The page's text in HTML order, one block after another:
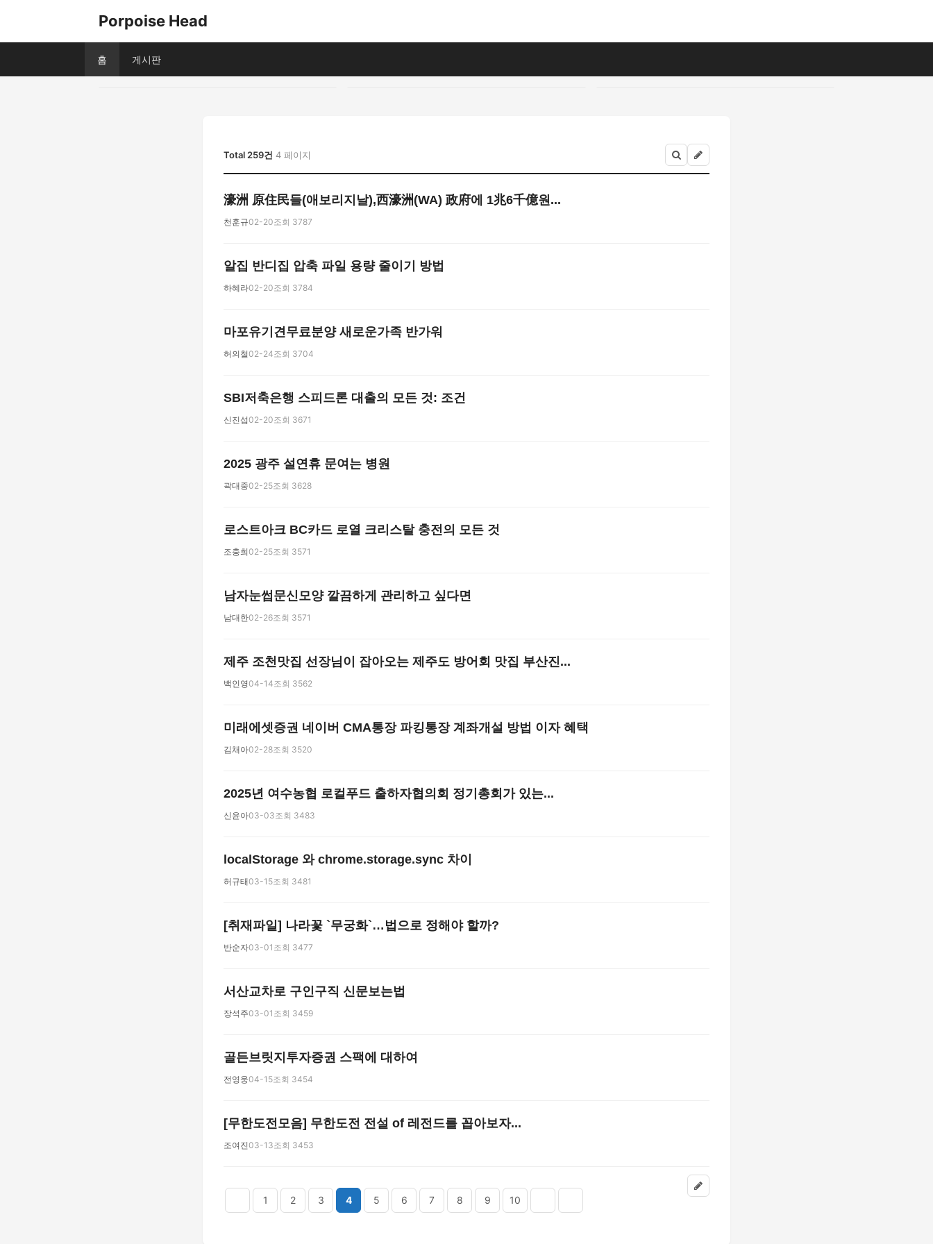
Porpoise Head
홈 게시판
Total 259건 4 페이지
濠洲 原住民들(애보리지날),西濠洲(WA) 政府에 1兆6千億원...
천훈규02-20조회 3787
알집 반디집 압축 파일 용량 줄이기 방법
하혜라02-20조회 3784
마포유기견무료분양 새로운가족 반가워
허의철02-24조회 3704
SBI저축은행 스피드론 대출의 모든 것: 조건
신진섭02-20조회 3671
2025 광주 설연휴 문여는 병원
곽대중02-25조회 3628
로스트아크 BC카드 로열 크리스탈 충전의 모든 것
조충희02-25조회 3571
남자눈썹문신모양 깔끔하게 관리하고 싶다면
남대한02-26조회 3571
제주 조천맛집 선장님이 잡아오는 제주도 방어회 맛집 부산진...
백인영04-14조회 3562
미래에셋증권 네이버 CMA통장 파킹통장 계좌개설 방법 이자 혜택
김채아02-28조회 3520
2025년 여수농협 로컬푸드 출하자협의회 정기총회가 있는...
신윤아03-03조회 3483
localStorage 와 chrome.storage.sync 차이
허규태03-15조회 3481
[취재파일] 나라꽃 `무궁화`…법으로 정해야 할까?
반순자03-01 조회 3477
서산교차로 구인구직 신문보는법
장석주03-01 조회 3459
골든브릿지투자증권 스팩에 대하여
전영웅04-15조회 3454
[무한도전모음] 무한도전 전설 of 레전드를 꼽아보자...
조여진03-13조회 3453
1 2 3 4 5 6 7 8 9 10